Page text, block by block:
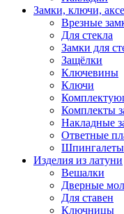
Замки, ключи,
Врезные
Для стекла
Замки для
Защёлки
Ключевины
Ключи
Комплекты
Накладные
Ответные
Шпингалеты
Изделия из латуни
Вешалки
Дверные
Для ставен
Ключницы